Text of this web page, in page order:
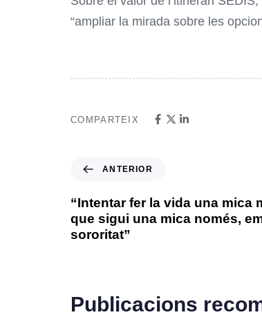
“ampliar la mirada sobre les
COMPARTEIX
ANTERIOR
“Intentar fer la vida una mica
que sigui una mica només,
sororitat”
Publicacions